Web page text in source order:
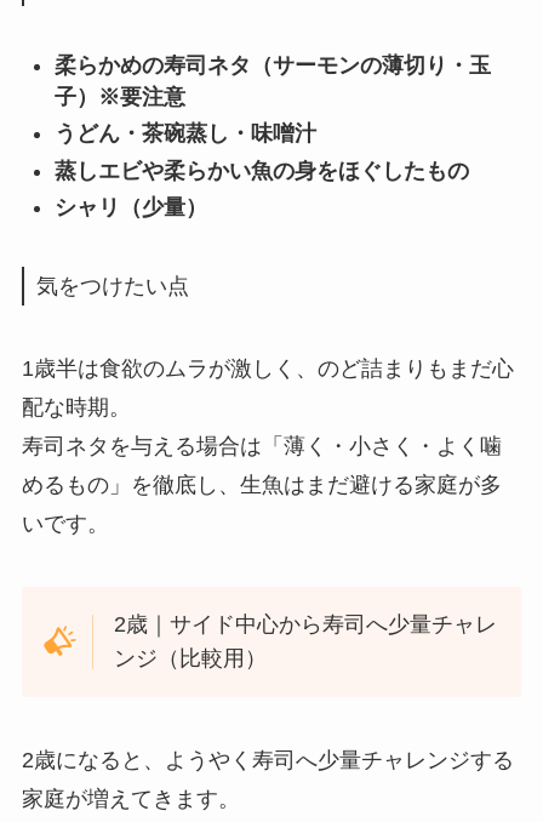
柔らかめの寿司ネタ（サーモンの薄切り・玉
子）※要注意
うどん・茶碗蒸し・味噌汁
蒸しエビや柔らかい魚の身をほぐしたもの
シャリ（少量）
気をつけたい点
1歳半は食欲のムラが激しく、のど詰まりもまだ心
配な時期。
寿司ネタを与える場合は「薄く・小さく・よく噛
めるもの」を徹底し、生魚はまだ避ける家庭が多
いです。
2歳｜サイド中心から寿司へ少量チャレ
ンジ（比較用）
2歳になると、ようやく寿司へ少量チャレンジする
家庭が増えてきます。